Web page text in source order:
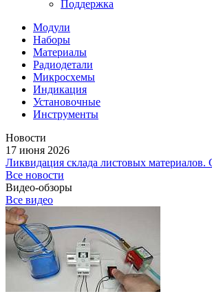
Поддержка
Модули
Наборы
Материалы
Радиодетали
Микросхемы
Индикация
Установочные
Инструменты
Новости
17 июня 2026
Ликвидация склада листовых материалов.
Все новости
Видео-обзоры
Все видео